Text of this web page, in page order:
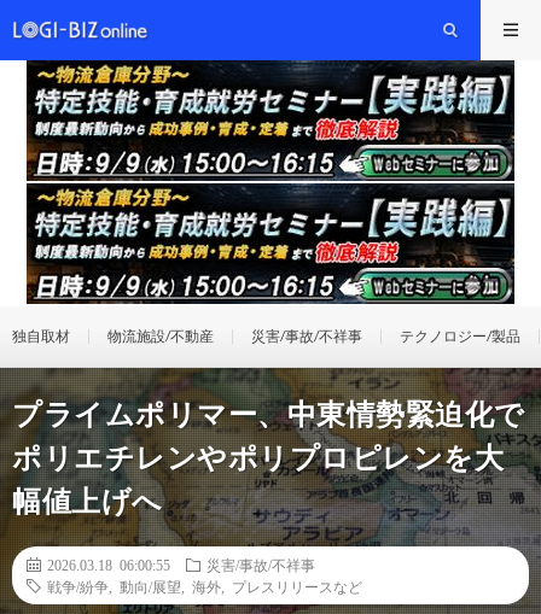
独自取材 物流施設/不動産 災害/事故/不祥事 テクノロジー/製品
プライムポリマー、中東情勢緊迫化で
ポリエチレンやポリプロピレンを大
幅値上げへ
2026.03.18 06:00:55
災害/事故/不祥事
戦争/紛争
動向/展望 海外 プレスリリースなど